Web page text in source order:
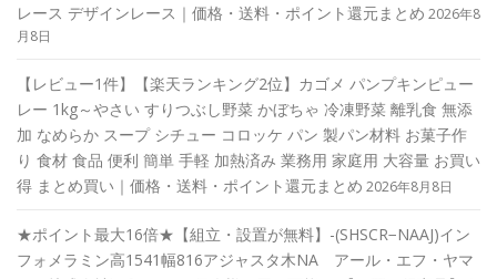
レース デザインレース｜価格・送料・ポイント還元まとめ 2026年8
月8日
【レビュー1件】【楽天ランキング2位】カゴメ パンプキンピュー
レー 1kg～やさい すりつぶし野菜 かぼちゃ 冷凍野菜 離乳食 無添
加 なめらか スープ シチュー コロッケ パン 製パン材料 お菓子作
り 食材 食品 便利 簡単 手軽 加熱済み 業務用 家庭用 大容量 お買い
得 まとめ買い｜価格・送料・ポイント還元まとめ 2026年8月8日
★ポイント最大16倍★【組立・設置が無料】-(SHSCR−NAAJ)イン
フォメラミン高1541幅816アジャスタ木NA アール・エフ・ヤマ